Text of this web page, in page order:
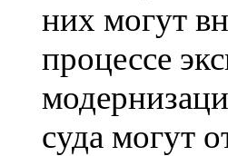
них могут
процессе
суда могут